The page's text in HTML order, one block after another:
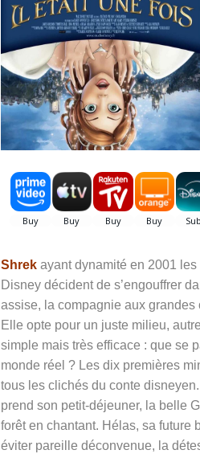
Shrek ayant dynamité en 2001
Disney décident de s’engouffrer
assise, la compagnie aux
Elle opte pour un juste milieu,
simple mais très efficace : que se
monde réel ? Les dix premières
tous les clichés du conte
prend son petit-déjeuner, la belle
forêt en chantant. Hélas, sa future
éviter pareille déconvenue, la